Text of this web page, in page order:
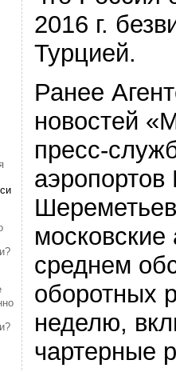
2016 г.
Турцией.
Ранее
новостей
пресс-
аэропортов
московские
среднем
оборотных
неделю,
чартерные